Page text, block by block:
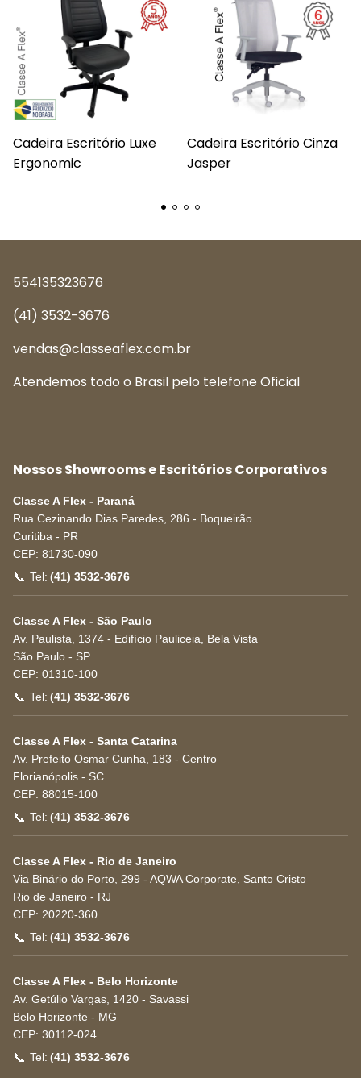
Cadeira Escritório Luxe
Ergonomic
Cadeira Escritório Cinza
Jasper
554135323676
(41) 3532-3676
vendas@classeaflex.com.br
Atendemos todo o Brasil pelo telefone Oficial
Nossos Showrooms e Escritórios Corporativos
Classe A Flex - Paraná
Rua Cezinando Dias Paredes, 286 - Boqueirão
Curitiba - PR
CEP: 81730-090
📞 Tel: (41) 3532-3676
Classe A Flex - São Paulo
Av. Paulista, 1374 - Edifício Pauliceia, Bela Vista
São Paulo - SP
CEP: 01310-100
📞 Tel: (41) 3532-3676
Classe A Flex - Santa Catarina
Av. Prefeito Osmar Cunha, 183 - Centro
Florianópolis - SC
CEP: 88015-100
📞 Tel: (41) 3532-3676
Classe A Flex - Rio de Janeiro
Via Binário do Porto, 299 - AQWA Corporate, Santo Cristo
Rio de Janeiro - RJ
CEP: 20220-360
📞 Tel: (41) 3532-3676
Classe A Flex - Belo Horizonte
Av. Getúlio Vargas, 1420 - Savassi
Belo Horizonte - MG
CEP: 30112-024
📞 Tel: (41) 3532-3676